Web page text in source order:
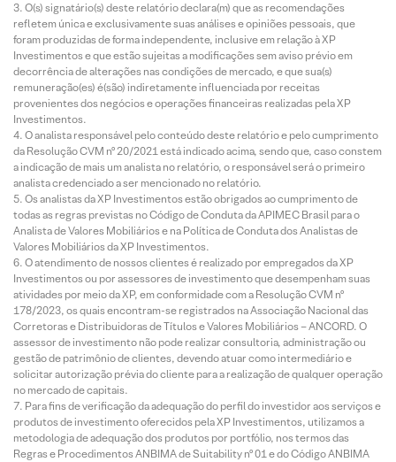
O(s) signatário(s) deste relatório declara(m) que as recomendações
refletem única e exclusivamente suas análises e opiniões pessoais, que
foram produzidas de forma independente, inclusive em relação à XP
Investimentos e que estão sujeitas a modificações sem aviso prévio em
decorrência de alterações nas condições de mercado, e que sua(s)
remuneração(es) é(são) indiretamente influenciada por receitas
provenientes dos negócios e operações financeiras realizadas pela XP
Investimentos.
O analista responsável pelo conteúdo deste relatório e pelo cumprimento
da Resolução CVM nº 20/2021 está indicado acima, sendo que, caso constem
a indicação de mais um analista no relatório, o responsável será o primeiro
analista credenciado a ser mencionado no relatório.
Os analistas da XP Investimentos estão obrigados ao cumprimento de
todas as regras previstas no Código de Conduta da APIMEC Brasil para o
Analista de Valores Mobiliários e na Política de Conduta dos Analistas de
Valores Mobiliários da XP Investimentos.
O atendimento de nossos clientes é realizado por empregados da XP
Investimentos ou por assessores de investimento que desempenham suas
atividades por meio da XP, em conformidade com a Resolução CVM nº
178/2023, os quais encontram-se registrados na Associação Nacional das
Corretoras e Distribuidoras de Títulos e Valores Mobiliários – ANCORD. O
assessor de investimento não pode realizar consultoria, administração ou
gestão de patrimônio de clientes, devendo atuar como intermediário e
solicitar autorização prévia do cliente para a realização de qualquer operação
no mercado de capitais.
Para fins de verificação da adequação do perfil do investidor aos serviços e
produtos de investimento oferecidos pela XP Investimentos, utilizamos a
metodologia de adequação dos produtos por portfólio, nos termos das
Regras e Procedimentos ANBIMA de Suitability nº 01 e do Código ANBIMA